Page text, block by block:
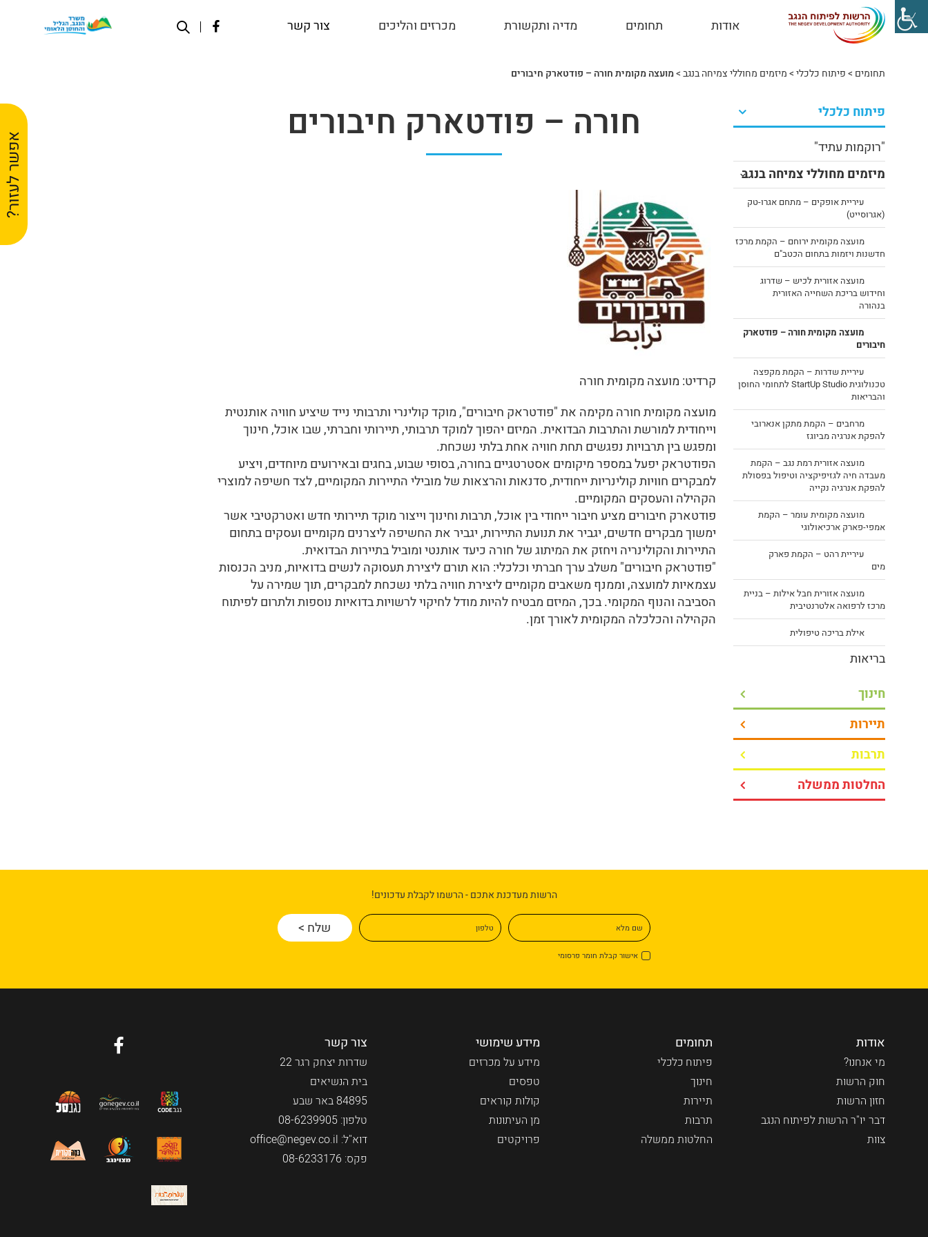
אודות תחומים מדיה ותקשורת מכרזים והליכים צור קשר
תחומים >פיתוח כלכלי>מיזמים מחוללי צמיחה בנגב>מועצה מקומית חורה – פודטארק חיבורים
פיתוח כלכלי
"רוקמות עתיד"
מיזמים מחוללי צמיחה בנגב
עיריית אופקים – מתחם אגרו-טק
(אגרוסייט)
מועצה מקומית ירוחם – הקמת מרכז
חדשנות ויזמות בתחום הכטב"ם
מועצה אזורית לכיש – שדרוג
וחידוש בריכת השחייה האזורית
בנהורה
מועצה מקומית חורה – פודטארק
חיבורים
עיריית שדרות – הקמת מקפצה
טכנולוגית StartUp Studio לתחומי החוסן
והבריאות
מרחבים – הקמת מתקן אנארובי
להפקת אנרגיה מביוגז
מועצה אזורית רמת נגב – הקמת
מעבדה חיה לגזיפיקציה וטיפול בפסולת
להפקת אנרגיה נקייה
מועצה מקומית עומר – הקמת
אמפי-פארק ארכיאולוגי
עיריית רהט – הקמת פארק
מים
מועצה אזורית חבל אילות – בניית
מרכז לרפואה אלטרנטיבית
אילת בריכה טיפולית
בריאות
חינוך
תיירות
תרבות
החלטות ממשלה
חורה – פודטארק חיבורים
קרדיט: מועצה מקומית חורה
מועצה מקומית חורה מקימה את "פודטראק חיבורים", מוקד קולינרי ותרבותי נייד שיציע חוויה אותנטית
וייחודית למורשת והתרבות הבדואית. המיזם יהפוך למוקד תרבותי, תיירותי וחברתי, שבו אוכל, חינוך
ומפגש בין תרבויות נפגשים תחת חוויה אחת בלתי נשכחת.
הפודטראק יפעל במספר מיקומים אסטרטגיים בחורה, בסופי שבוע, בחגים ובאירועים מיוחדים, ויציע
למבקרים חוויות קולינריות ייחודית, סדנאות והרצאות של מובילי התיירות המקומיים, לצד חשיפה למוצרי
הקהילה והעסקים המקומיים.
פודטארק חיבורים מציע חיבור ייחודי בין אוכל, תרבות וחינוך וייצור מוקד תיירותי חדש ואטרקטיבי אשר
ימשוך מבקרים חדשים, יגביר את תנועת התיירות, יגביר את החשיפה ליצרנים מקומיים ועסקים בתחום
התיירות והקולינריה ויחזק את המיתוג של חורה כיעד אותנטי ומוביל בתיירות הבדואית.
"פודטראק חיבורים" משלב ערך חברתי וכלכלי: הוא תורם ליצירת תעסוקה לנשים בדואיות, מניב הכנסות
עצמאיות למועצה, וממנף משאבים מקומיים ליצירת חוויה בלתי נשכחת למבקרים, תוך שמירה על
הסביבה והנוף המקומי. בכך, המיזם מבטיח להיות מודל לחיקוי לרשויות בדואיות נוספות ולתרום לפיתוח
הקהילה והכלכלה המקומית לאורך זמן.
הרשות מעדכנת אתכם - הרשמו לקבלת עדכונים!
שם מלא טלפון
אישור קבלת חומר פרסומי
אודות
מי אנחנו?
חוק הרשות
חזון הרשות
דבר יו"ר הרשות לפיתוח הנגב
צוות
תחומים
פיתוח כלכלי
חינוך
תיירות
תרבות
החלטות ממשלה
מידע שימושי
מידע על מכרזים
טפסים
קולות קוראים
מן העיתונות
פרויקטים
צור קשר
שדרות יצחק רגר
בית הנשיאים
84895 באר שבע
טלפון: 08-6239905
דוא"ל: office@negev.co.il
פקס: 08-6233176
אפשר לעזור?